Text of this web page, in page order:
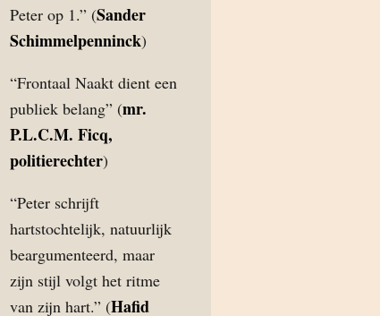
Peter op 1.” (Sander
Schimmelpenninck)
“Frontaal Naakt dient een
publiek belang” (mr.
P.L.C.M. Ficq,
politierechter)
“Peter schrijft
hartstochtelijk, natuurlijk
beargumenteerd, maar
zijn stijl volgt het ritme
van zijn hart.” (Hafid